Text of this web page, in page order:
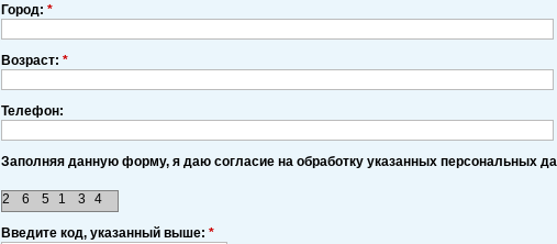
Город: *
Возраст: *
Телефон:
Заполняя данную форму, я даю согласие на обработку указанных персональных
5
6
2 3
1 4
Введите код, указанный выше: *